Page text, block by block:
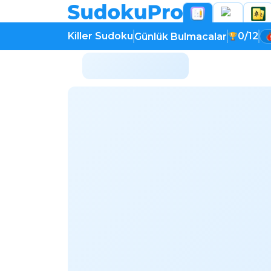
Killer Sudoku Günlük Bulmacalar 0/12